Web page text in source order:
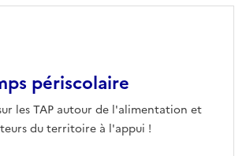
périscolaire
les TAP autour de l'alimentation et
du territoire à l'appui !